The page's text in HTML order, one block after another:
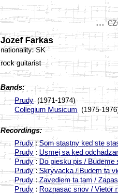
...
Jozef Farkas
nationality: SK
rock guitarist
Bands:
Prudy(1971-1974)
Collegium Musicum (1975-
Recordings:
Prudy:Som stastny ked ste
Prudy :Usmej sa ked
Prudy: Do piesku pis / Budeme
Prudy:Skryvacka / Budem ta
Prudy:Zavediem ta tam /
Prudy : Roznasac snov / Vietor